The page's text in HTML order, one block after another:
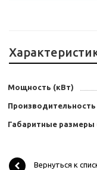
Мощность (кВт)
Габаритные размеры
Вернуться к